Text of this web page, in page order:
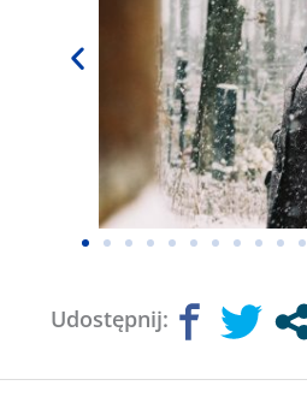
Udostępnij: